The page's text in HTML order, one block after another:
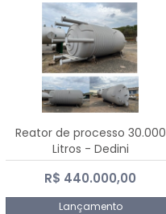
Reator de processo 30.000
Litros - Dedini
R$ 440.000,00
Lançamento